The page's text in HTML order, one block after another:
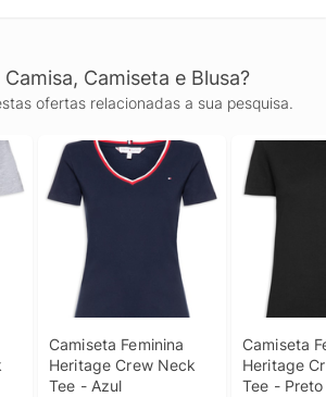
Camiseta e Blusa?
ofertas relacionadas a sua pesquisa.
Camiseta Feminina
Heritage Crew Neck
Tee - Azul
Camiseta
Heritage
Tee - Preto